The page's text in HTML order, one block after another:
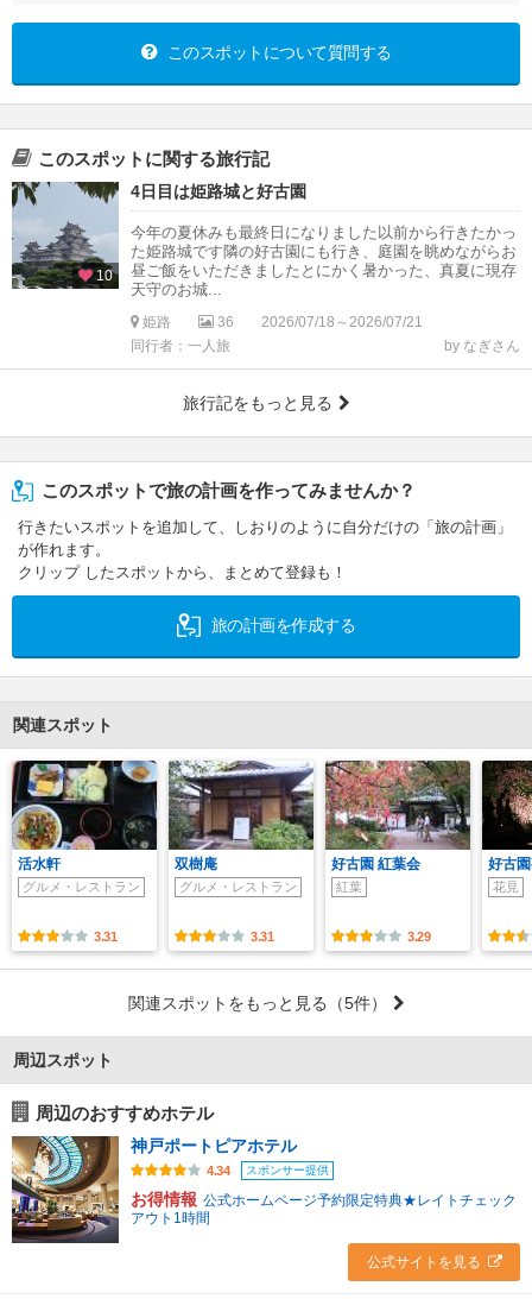
このスポットについて質問する
このスポットに関する旅行記
10
4日目は姫路城と好古園
今年の夏休みも最終日になりました以前から行きたかっ
た姫路城です隣の好古園にも行き、庭園を眺めながらお
昼ご飯をいただきましたとにかく暑かった、真夏に現存
天守のお城...
姫路 36
2026/07/18～2026/07/21
同行者：一人旅
by なぎさん
旅行記をもっと見る
このスポットで旅の計画を作ってみませんか？
行きたいスポットを追加して、しおりのように自分だけの「旅の計画」
が作れます。
クリップ したスポットから、まとめて登録も！
旅の計画を作成する
関連スポット
活水軒
グルメ・レストラン
3.31
双樹庵
グルメ・レストラン
3.31
好古園 紅葉会
紅葉
3.29
好古
花見
関連スポットをもっと見る （5件）
周辺スポット
周辺のおすすめホテル
神戸ポートピアホテル
4.34 スポンサー提供
お得情報 公式ホームページ予約限定特典★レイトチェック
アウト1時間
公式サイトを見る